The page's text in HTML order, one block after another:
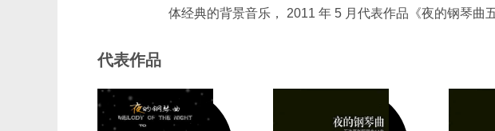
体经典的背景音乐， 2011 年 5 月代表作品《夜的钢琴曲
代表作品